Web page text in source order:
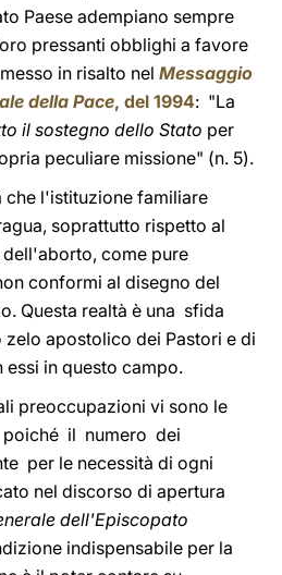
Paese adempiano sempre
pressanti obblighi a favore
in risalto nel Messaggio
della Pace, del 1994: "La
il sostegno dello Stato per
peculiare missione" (n. 5).
l'istituzione familiare
soprattutto rispetto al
come pure
conformi al disegno del
Questa realtà è una sfida
apostolico dei Pastori e di
in questo campo.
preoccupazioni vi sono le
il numero dei
per le necessità di ogni
nel discorso di apertura
dell'Episcopato
indispensabile per la